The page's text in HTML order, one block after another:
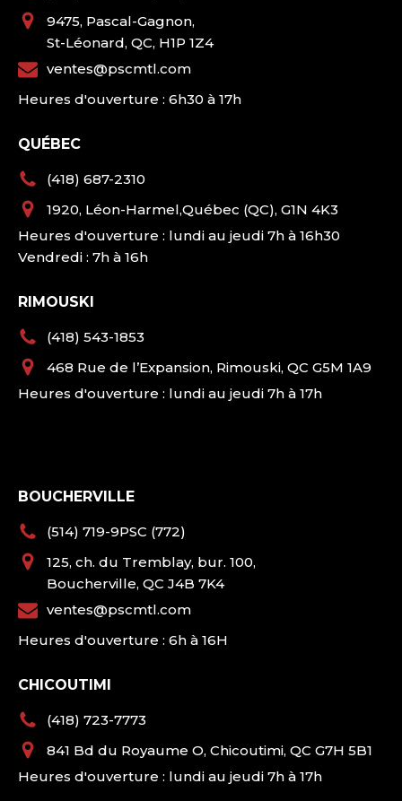
9475, Pascal-Gagnon,
St-Léonard, QC, H1P 1Z4
ventes@pscmtl.com
Heures d'ouverture : 6h30 à 17h
QUÉBEC
(418) 687-2310
1920, Léon-Harmel,Québec (QC), G1N 4K3
Heures d'ouverture : lundi au jeudi 7h à 16h30
Vendredi : 7h à 16h
RIMOUSKI
(418) 543-1853
468 Rue de l’Expansion, Rimouski, QC G5M 1A9
Heures d'ouverture : lundi au jeudi 7h à 17h
BOUCHERVILLE
(514) 719-9PSC (772)
125, ch. du Tremblay, bur. 100,
Boucherville, QC J4B 7K4
ventes@pscmtl.com
Heures d'ouverture : 6h à 16H
CHICOUTIMI
(418) 723-7773
841 Bd du Royaume O, Chicoutimi, QC G7H 5B1
Heures d'ouverture : lundi au jeudi 7h à 17h